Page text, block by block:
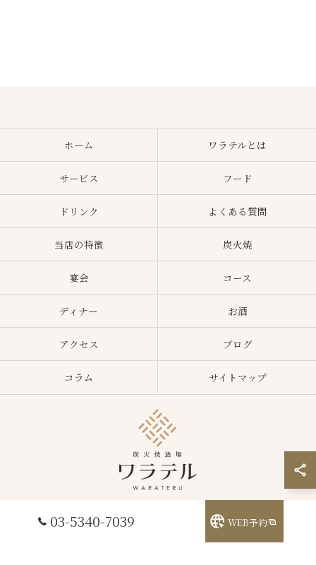
03-5340-7039 WEB予約
ホーム ワラテルとは
サービス フード
ドリンク よくある質問
当店の特徴 炭火焼
宴会 コース
ディナー お酒
アクセス ブログ
コラム サイトマップ
© 2026 東京都中野区の居酒屋ならワラテル ALL RIGHTS RESERVED.